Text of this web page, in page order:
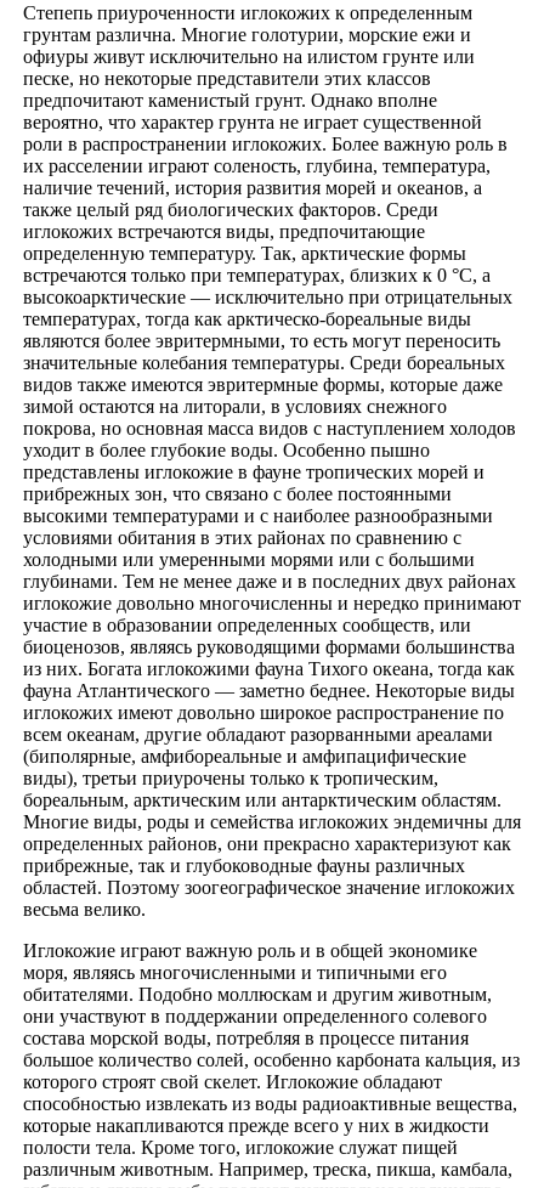
Степепь приуроченности иглокожих к определенным
грунтам различна. Многие голотурии, морские ежи и
офиуры живут исключительно на илистом грунте или
песке, но некоторые представители этих классов
предпочитают каменистый грунт. Однако вполне
вероятно, что характер грунта не играет существенной
роли в распространении иглокожих. Более важную роль в
их расселении играют соленость, глубина, температура,
наличие течений, история развития морей и океанов, а
также целый ряд биологических факторов. Среди
иглокожих встречаются виды, предпочитающие
определенную температуру. Так, арктические формы
встречаются только при температурах, близких к 0 °С, а
высокоарктические — исключительно при отрицательных
температурах, тогда как арктическо-бореальные виды
являются более эвритермными, то есть могут переносить
значительные колебания температуры. Среди бореальных
видов также имеются эвритермные формы, которые даже
зимой остаются на литорали, в условиях снежного
покрова, но основная масса видов с наступлением холодов
уходит в более глубокие воды. Особенно пышно
представлены иглокожие в фауне тропических морей и
прибрежных зон, что связано с более постоянными
высокими температурами и с наиболее разнообразными
условиями обитания в этих районах по сравнению с
холодными или умеренными морями или с большими
глубинами. Тем не менее даже и в последних двух районах
иглокожие довольно многочисленны и нередко принимают
участие в образовании определенных сообществ, или
биоценозов, являясь руководящими формами большинства
из них. Богата иглокожими фауна Тихого океана, тогда как
фауна Атлантического — заметно беднее. Некоторые виды
иглокожих имеют довольно широкое распространение по
всем океанам, другие обладают разорванными ареалами
(биполярные, амфибореальные и амфипацифические
виды), третьи приурочены только к тропическим,
бореальным, арктическим или антарктическим областям.
Многие виды, роды и семейства иглокожих эндемичны для
определенных районов, они прекрасно характеризуют как
прибрежные, так и глубоководные фауны различных
областей. Поэтому зоогеографическое значение иглокожих
весьма велико.
Иглокожие играют важную роль и в общей экономике
моря, являясь многочисленными и типичными его
обитателями. Подобно моллюскам и другим животным,
они участвуют в поддержании определенного солевого
состава морской воды, потребляя в процессе питания
большое количество солей, особенно карбоната кальция, из
которого строят свой скелет. Иглокожие обладают
способностью извлекать из воды радиоактивные вещества,
которые накапливаются прежде всего у них в жидкости
полости тела. Кроме того, иглокожие служат пищей
различным животным. Например, треска, пикша, камбала,